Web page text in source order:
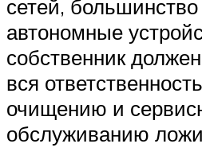
сетей,
автономные
собственник
вся
очищению и
обслуживанию